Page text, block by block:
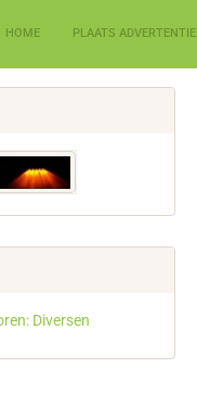
HOME PLAATS ADVERTENTIE
Diversen